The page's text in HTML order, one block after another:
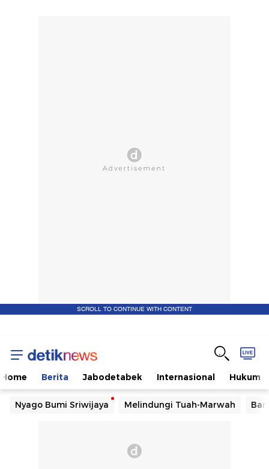
SCROLL TO CONTINUE WITH CONTENT
Home Berita Jabodetabek Internasional Hukum
Nyago Bumi Sriwijaya Melindungi Tuah-Marwah